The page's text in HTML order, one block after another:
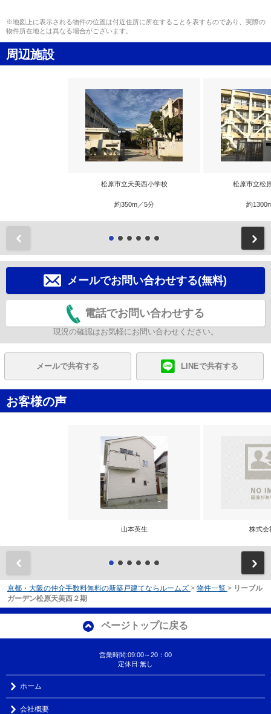
※地図上に表示される物件の位置は付近住所に所在することを表すものであり、実際の
物件所在地とは異なる場合がございます。
周辺施設
松原市立天美西小学校
約350m／5分
松原市立松
約
メールでお問い合わせする(無料)
電話でお問い合わせする
現況の確認はお気軽にお問い合わせください。
メールで共有する LINEで共有する
お客様の声
山本英生 株式会
京都・大阪の仲介手数料無料の新築戸建てならルームズ > 物件一覧 > リーブル
ガーデン松原天美西２期
ページトップに戻る
営業時間:09:00～20：00
定休日:無し
ホーム
会社概要